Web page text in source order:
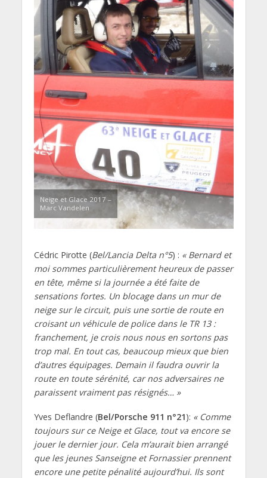
Neige et Glace 2017 –
Marc Vandelen
Cédric Pirotte (Bel/Lancia Delta n°5) : « Bernard et
moi sommes particulièrement heureux de passer
en tête, même si la journée a été faite de
sensations fortes. Un blocage dans un mur de
neige sur le circuit, puis une sortie de route en
croisant un véhicule de police dans le TR 13 :
franchement, je crois nous nous en sortons pas
trop mal. En tout cas, beaucoup mieux que bien
d’autres équipages. Demain il faudra ouvrir la
route en toute sérénité, car nos adversaires ne
paraissent vraiment pas résignés… »
Yves Deflandre (Bel/Porsche 911 n°21): « Comme
toujours sur ce Neige et Glace, tout va encore se
jouer le dernier jour. Cela m’aurait bien arrangé
que les jeunes Sanseigne et Fornassier prennent
encore une petite pénalité aujourd’hui. Ils sont